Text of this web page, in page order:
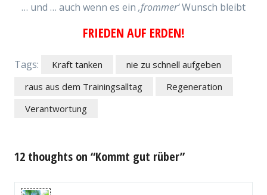
… und … auch wenn es ein ‚frommer‘Wunsch bleibt
FRIEDEN AUF ERDEN!
Tags: Kraft tanken
nie zu schnell aufgeben
raus aus dem Trainingsalltag
Regeneration
Verantwortung
12 thoughts on “Kommt gut rüber”